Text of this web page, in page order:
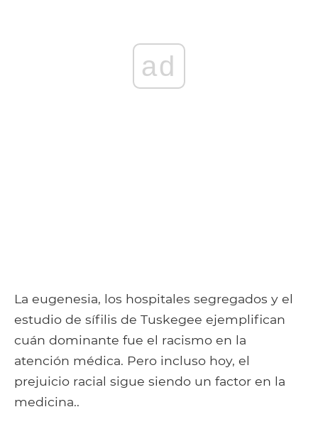
ad
La eugenesia, los hospitales segregados y el
estudio de sífilis de Tuskegee ejemplifican
cuán dominante fue el racismo en la
atención médica. Pero incluso hoy, el
prejuicio racial sigue siendo un factor en la
medicina..